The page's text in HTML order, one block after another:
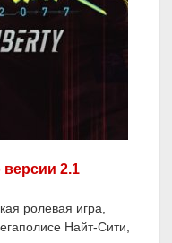
версии 2.1
ролевая игра,
Найт-Сити,